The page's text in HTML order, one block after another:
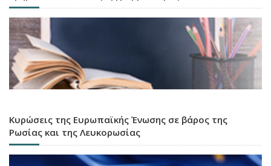
Κυρώσεις της Ευρωπαϊκής Ένωσης σε βάρος της
Ρωσίας και της Λευκορωσίας